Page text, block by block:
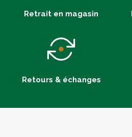
Retrait en magasin
Retours & échanges